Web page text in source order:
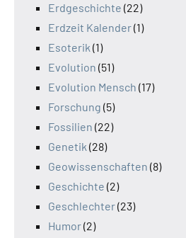
Erdgeschichte (22)
Erdzeit Kalender(1)
Esoterik (1)
Evolution (51)
Evolution Mensch (17)
Forschung (5)
Fossilien (22)
Genetik (28)
Geowissenschaften (8)
Geschichte (2)
Geschlechter(23)
Humor(2)